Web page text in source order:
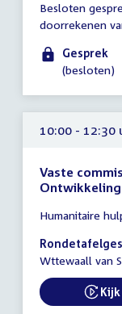
vergadering
09:30
10:15
Besloten
doorrekenen
Gesprek
(besloten)
10:00 - 12:30
Vaste
vergadering
10:00
-
uur
Humanitaire
Wttewaall van